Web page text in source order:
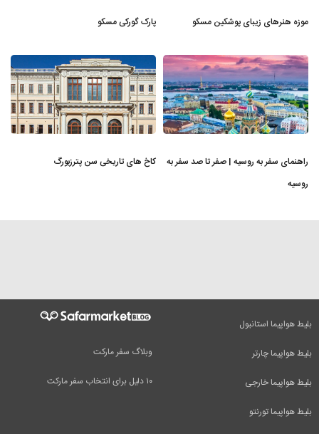
موزه هنرهای زیبای پوشکین مسکو پارک گورکی مسکو
راهنمای سفر به روسیه | صفر تا صد سفر به
روسیه
کاخ های تاریخی سن پترزبورگ
وبلاگ سفر مارکت
۱۰ دلیل برای انتخاب سفر مارکت
بلیط هواپیما استانبول
بلیط هواپیما چارتر
بلیط هواپیما خارجی
بلیط هواپیما تورنتو